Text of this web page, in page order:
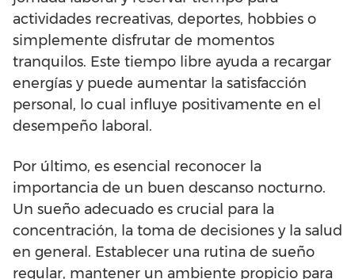
actividades recreativas, deportes, hobbies o
simplemente disfrutar de momentos
tranquilos. Este tiempo libre ayuda a recargar
energías y puede aumentar la satisfacción
personal, lo cual influye positivamente en el
desempeño laboral.
Por último, es esencial reconocer la
importancia de un buen descanso nocturno.
Un sueño adecuado es crucial para la
concentración, la toma de decisiones y la salud
en general. Establecer una rutina de sueño
regular, mantener un ambiente propicio para